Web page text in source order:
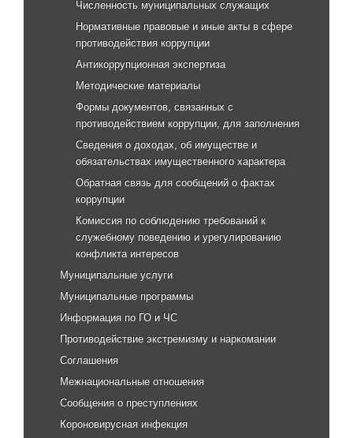
Численность муниципальных служащих
Нормативные правовые и иные акты в сфере
противодействия коррупции
Антикоррупционная экспертиза
Методические материалы
Формы документов, связанных с
противодействием коррупции, для заполнения
Сведения о доходах, об имуществе и
обязательствах имущественного характера
Обратная связь для сообщений о фактах
коррупции
Комиссия по соблюдению требований к
служебному поведению и урегулированию
конфликта интересов
Муниципальные услуги
Муниципальные программы
Информация по ГО и ЧС
Противодействие экстремизму и наркомании
Соглашения
Межнациональные отношения
Сообщения о преступлениях
Короновирусная инфекция